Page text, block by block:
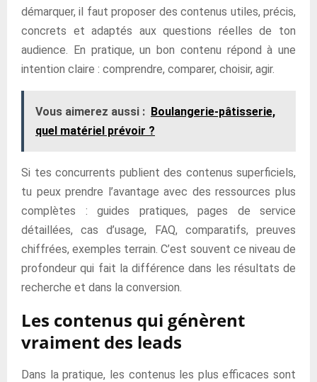
démarquer, il faut proposer des contenus utiles, précis,
concrets et adaptés aux questions réelles de ton
audience. En pratique, un bon contenu répond à une
intention claire : comprendre, comparer, choisir, agir.
Vous aimerez aussi : Boulangerie-pâtisserie,
quel matériel prévoir ?
Si tes concurrents publient des contenus superficiels,
tu peux prendre l’avantage avec des ressources plus
complètes : guides pratiques, pages de service
détaillées, cas d’usage, FAQ, comparatifs, preuves
chiffrées, exemples terrain. C’est souvent ce niveau de
profondeur qui fait la différence dans les résultats de
recherche et dans la conversion.
Les contenus qui génèrent
vraiment des leads
Dans la pratique, les contenus les plus efficaces sont